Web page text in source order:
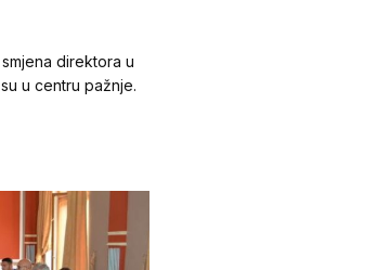
direktora u
u centru pažnje.